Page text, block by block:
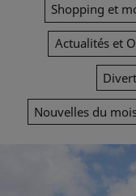
Shopping et
Actualités et
Nouvelles du